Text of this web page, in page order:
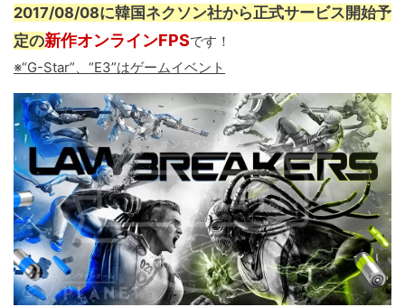
2017/08/08に韓国ネクソン社から正式サービス開始予
定の新作オンラインFPSです！
※“G-Star”、“E3”はゲームイベント